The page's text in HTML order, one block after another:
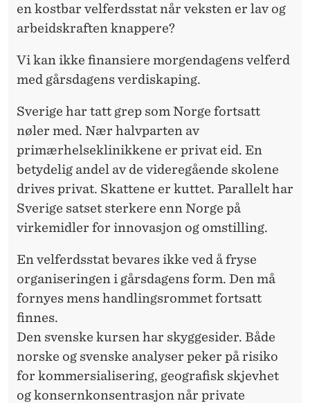
en kostbar velferdsstat når veksten er lav og
arbeidskraften knappere?
Vi kan ikke finansiere morgendagens velferd
med gårsdagens verdiskaping.
Sverige har tatt grep som Norge fortsatt
nøler med. Nær halvparten av
primærhelseklinikkene er privat eid. En
betydelig andel av de videregående skolene
drives privat. Skattene er kuttet. Parallelt har
Sverige satset sterkere enn Norge på
virkemidler for innovasjon og omstilling.
En velferdsstat bevares ikke ved å fryse
organiseringen i gårsdagens form. Den må
fornyes mens handlingsrommet fortsatt
finnes.
Den svenske kursen har skyggesider. Både
norske og svenske analyser peker på risiko
for kommersialisering, geografisk skjevhet
og konsernkonsentrasjon når private